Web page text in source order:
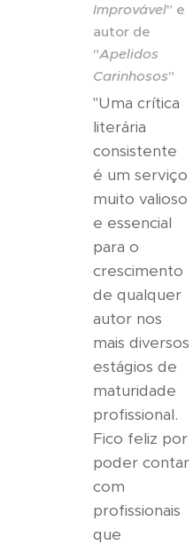
Improvável" e
autor de
"Apelidos
Carinhosos"
"Uma crítica
literária
consistente
é um serviço
muito valioso
e essencial
para o
crescimento
de qualquer
autor nos
mais diversos
estágios de
maturidade
profissional.
Fico feliz por
poder contar
com
profissionais
que